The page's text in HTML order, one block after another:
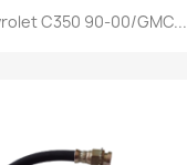
C350 90-00/GMC...